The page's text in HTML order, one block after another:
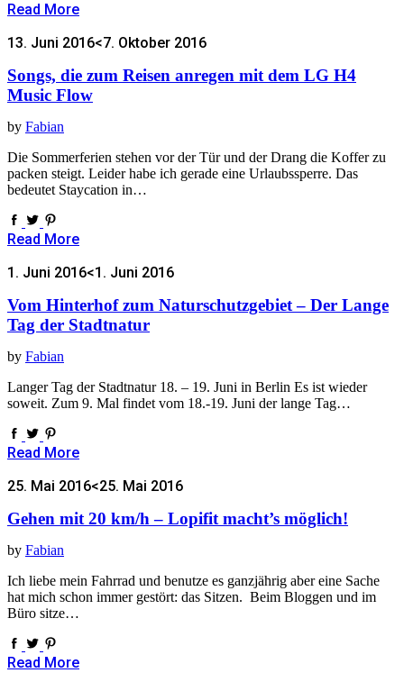
Read More
13. Juni 2016<7. Oktober 2016
Songs, die zum Reisen anregen mit dem LG H4
Music Flow
by Fabian
Die Sommerferien stehen vor der Tür und der Drang die Koffer zu
packen steigt. Leider habe ich gerade eine Urlaubssperre. Das
bedeutet Staycation in…
Read More
1. Juni 2016<1. Juni 2016
Vom Hinterhof zum Naturschutzgebiet – Der Lange
Tag der Stadtnatur
by Fabian
Langer Tag der Stadtnatur 18. – 19. Juni in Berlin Es ist wieder
soweit. Zum 9. Mal findet vom 18.-19. Juni der lange Tag…
Read More
25. Mai 2016<25. Mai 2016
Gehen mit 20 km/h – Lopifit macht’s möglich!
by Fabian
Ich liebe mein Fahrrad und benutze es ganzjährig aber eine Sache
hat mich schon immer gestört: das Sitzen. Beim Bloggen und im
Büro sitze…
Read More